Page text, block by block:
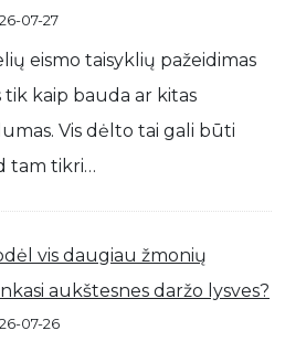
07-27
eismo taisyklių pažeidimas
tik kaip bauda ar kitas
Vis dėlto tai gali būti
tam tikri…
vis daugiau žmonių
aukštesnes daržo lysves?
07-26